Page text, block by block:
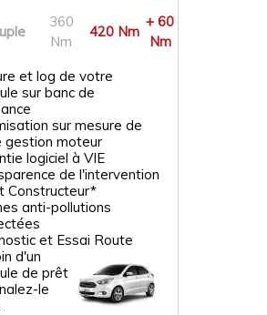
360
Nm
420 Nm
+ 60
Nm
et log de votre
sur banc de
sur mesure de
gestion moteur
logiciel à VIE
de l'intervention
Constructeur*
anti-pollutions
et Essai Route
d'un
de prêt
le